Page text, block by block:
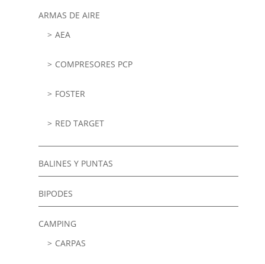
ARMAS DE AIRE
AEA
COMPRESORES PCP
FOSTER
RED TARGET
BALINES Y PUNTAS
BIPODES
CAMPING
CARPAS